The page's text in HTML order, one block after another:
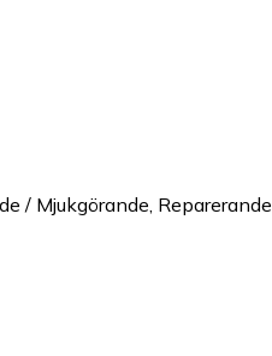
/ Mjukgörande, Reparerande